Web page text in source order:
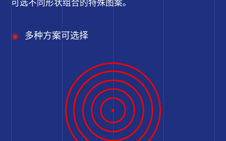
可选不同形状组合的特殊图案。
多种方案可选择